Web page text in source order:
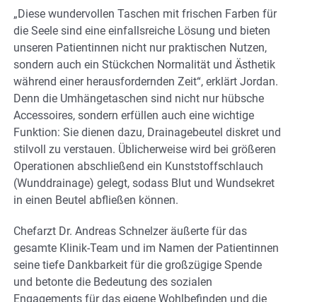
„Diese wundervollen Taschen mit frischen Farben für
die Seele sind eine einfallsreiche Lösung und bieten
unseren Patientinnen nicht nur praktischen Nutzen,
sondern auch ein Stückchen Normalität und Ästhetik
während einer herausfordernden Zeit“, erklärt Jordan.
Denn die Umhängetaschen sind nicht nur hübsche
Accessoires, sondern erfüllen auch eine wichtige
Funktion: Sie dienen dazu, Drainagebeutel diskret und
stilvoll zu verstauen. Üblicherweise wird bei größeren
Operationen abschließend ein Kunststoffschlauch
(Wunddrainage) gelegt, sodass Blut und Wundsekret
in einen Beutel abfließen können.
Chefarzt Dr. Andreas Schnelzer äußerte für das
gesamte Klinik-Team und im Namen der Patientinnen
seine tiefe Dankbarkeit für die großzügige Spende
und betonte die Bedeutung des sozialen
Engagements für das eigene Wohlbefinden und die